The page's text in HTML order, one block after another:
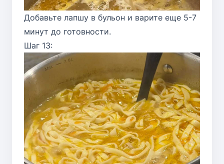
Добавьте лапшу в бульон и варите еще 5-7
минут до готовности.
Шаг 13: